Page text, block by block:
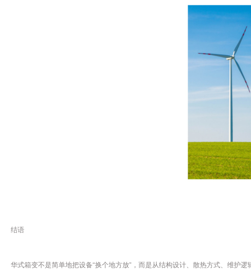
结语
华式箱变不是简单地把设备“换个地方放”，而是从结构设计、散热方式、维护